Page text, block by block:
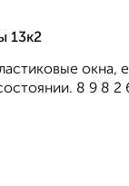
13к2
8 9 8 2